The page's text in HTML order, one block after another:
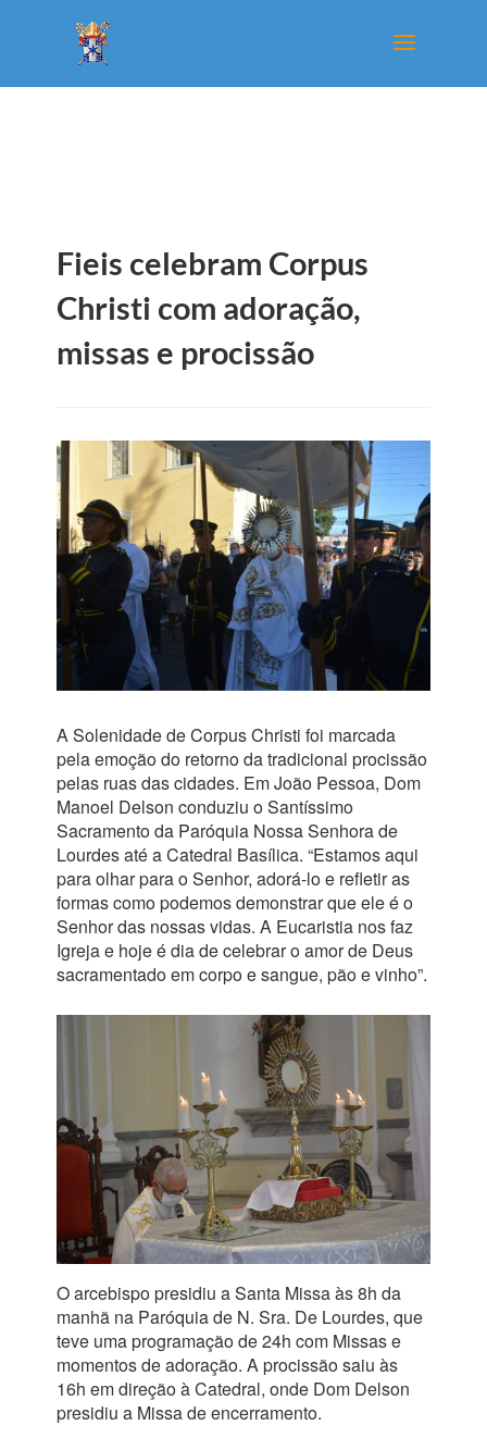
Fieis celebram Corpus
Christi com adoração,
missas e procissão
A Solenidade de Corpus Christi foi marcada
pela emoção do retorno da tradicional procissão
pelas ruas das cidades. Em João Pessoa, Dom
Manoel Delson conduziu o Santíssimo
Sacramento da Paróquia Nossa Senhora de
Lourdes até a Catedral Basílica. “Estamos aqui
para olhar para o Senhor, adorá-lo e refletir as
formas como podemos demonstrar que ele é o
Senhor das nossas vidas. A Eucaristia nos faz
Igreja e hoje é dia de celebrar o amor de Deus
sacramentado em corpo e sangue, pão e vinho”.
O arcebispo presidiu a Santa Missa às 8h da
manhã na Paróquia de N. Sra. De Lourdes, que
teve uma programação de 24h com Missas e
momentos de adoração. A procissão saiu às
16h em direção à Catedral, onde Dom Delson
presidiu a Missa de encerramento.